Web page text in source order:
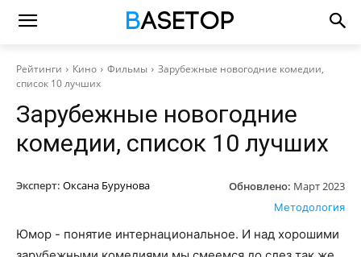
Рейтинги Кино Фильмы
Зарубежные новогодние комедии,
список 10 лучших
Зарубежные новогодние
комедии, список 10 лучших
Эксперт: Оксана Бурунова Обновлено: Март 2023
Методология
Юмор - понятие интернациональное. И над хорошими